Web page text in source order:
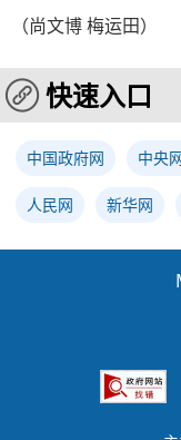
（尚文博 梅运田）
快速入口
中国政府网 中央
人民网 新华网